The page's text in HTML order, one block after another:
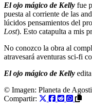
El ojo mágico de Kelly fue
puesta al corriente de las
lúcidos pensamientos del
Lost). Esto catapulta a mis
No conozco la obra al
atravesará aventuras sci-fi
El ojo mágico de Kelly
© Imagen: Planeta de
Compartir: